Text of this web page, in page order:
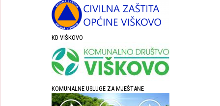
KD VIŠKOVO
KOMUNALNE USLUGE ZA MJEŠTANE